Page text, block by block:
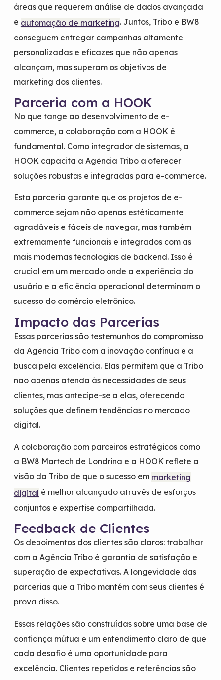
áreas que requerem análise de dados avançada
e automação de marketing. Juntos, Tribo e BW8
conseguem entregar campanhas altamente
personalizadas e eficazes que não apenas
alcançam, mas superam os objetivos de
marketing dos clientes.
Parceria com a HOOK
No que tange ao desenvolvimento de e-
commerce, a colaboração com a HOOK é
fundamental. Como integrador de sistemas, a
HOOK capacita a Agência Tribo a oferecer
soluções robustas e integradas para e-commerce.
Esta parceria garante que os projetos de e-
commerce sejam não apenas estéticamente
agradáveis e fáceis de navegar, mas também
extremamente funcionais e integrados com as
mais modernas tecnologias de backend. Isso é
crucial em um mercado onde a experiência do
usuário e a eficiência operacional determinam o
sucesso do comércio eletrônico.
Impacto das Parcerias
Essas parcerias são testemunhos do compromisso
da Agência Tribo com a inovação contínua e a
busca pela excelência. Elas permitem que a Tribo
não apenas atenda às necessidades de seus
clientes, mas antecipe-se a elas, oferecendo
soluções que definem tendências no mercado
digital.
A colaboração com parceiros estratégicos como
a BW8 Martech de Londrina e a HOOK reflete a
visão da Tribo de que o sucesso em marketing
digital é melhor alcançado através de esforços
conjuntos e expertise compartilhada.
Feedback de Clientes
Os depoimentos dos clientes são claros: trabalhar
com a Agência Tribo é garantia de satisfação e
superação de expectativas. A longevidade das
parcerias que a Tribo mantém com seus clientes é
prova disso.
Essas relações são construídas sobre uma base de
confiança mútua e um entendimento claro de que
cada desafio é uma oportunidade para
excelência. Clientes repetidos e referências são